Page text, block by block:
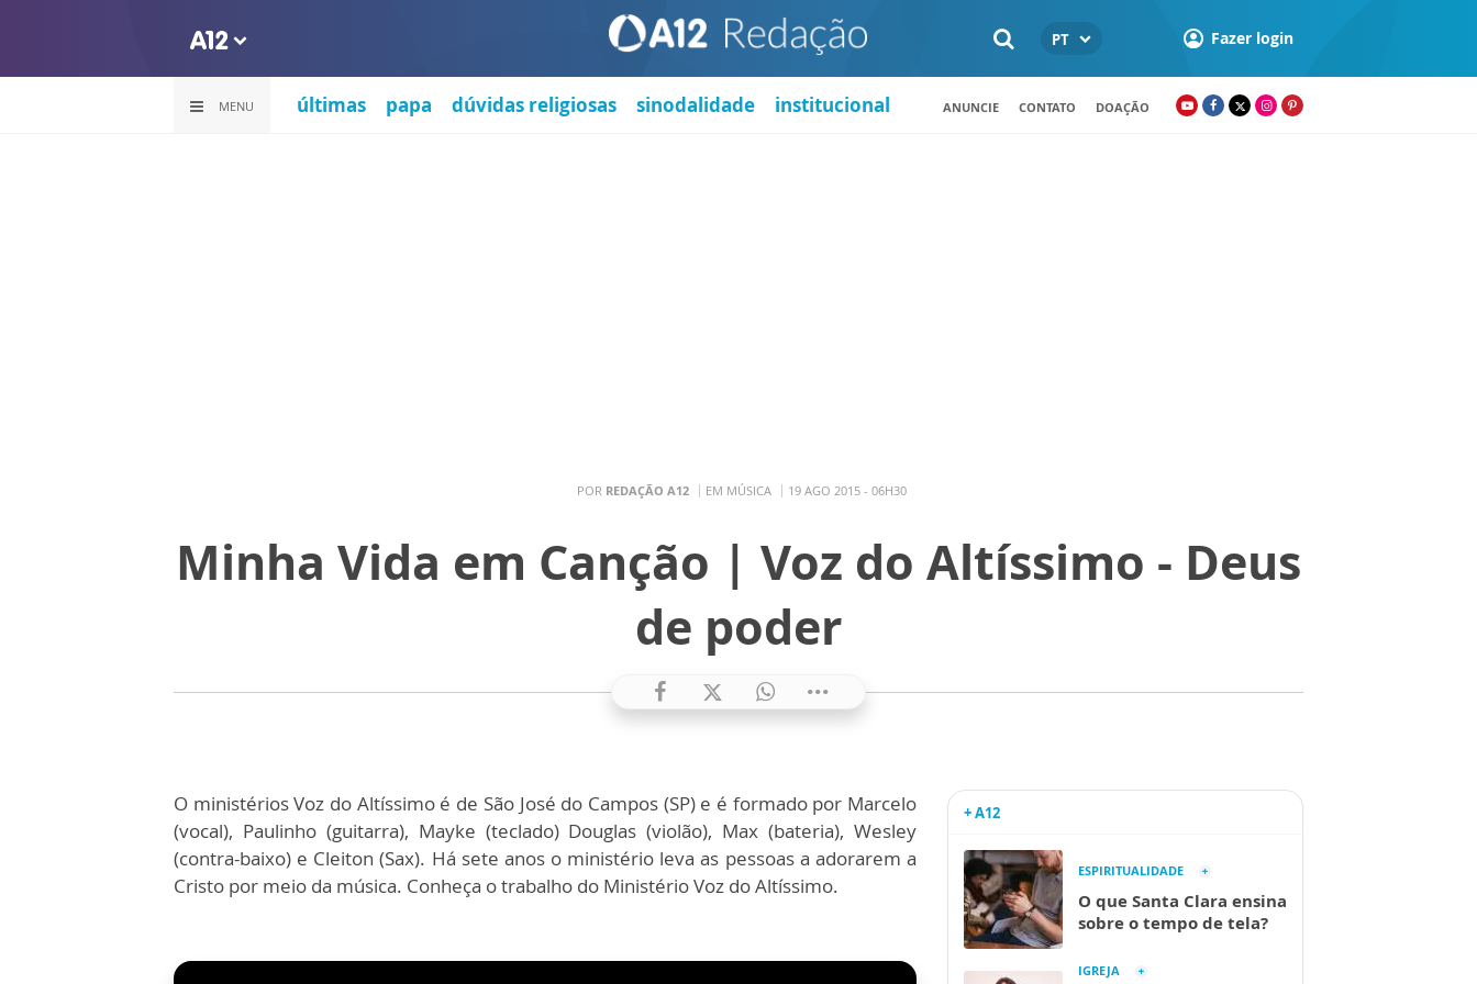
PT Fazer login
MENU últimas papa dúvidas religiosas sinodalidade institucional ANUNCIE CONTATO DOAÇÃO
POR REDAÇÃO A12 EM MÚSICA 19 AGO 2015 - 06H30
Minha Vida em Canção | Voz do Altíssimo - Deus
de poder
O ministérios Voz do Altíssimo é de São José do Campos (SP) e é formado por Marcelo
(vocal), Paulinho (guitarra), Mayke (teclado) Douglas (violão), Max (bateria), Wesley
(contra-baixo) e Cleiton (Sax). Há sete anos o ministério leva as pessoas a adorarem a
Cristo por meio da música. Conheça o trabalho do Ministério Voz do Altíssimo.
+ A12
ESPIRITUALIDADE
O que Santa Clara ensina
sobre o tempo de tela?
IGREJA